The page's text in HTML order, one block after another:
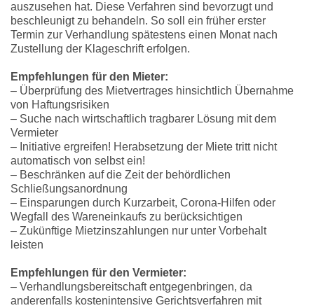
auszusehen hat. Diese Verfahren sind bevorzugt und
beschleunigt zu behandeln. So soll ein früher erster
Termin zur Verhandlung spätestens einen Monat nach
Zustellung der Klageschrift erfolgen.
Empfehlungen für den Mieter:
– Überprüfung des Mietvertrages hinsichtlich Übernahme
von Haftungsrisiken
– Suche nach wirtschaftlich tragbarer Lösung mit dem
Vermieter
– Initiative ergreifen! Herabsetzung der Miete tritt nicht
automatisch von selbst ein!
– Beschränken auf die Zeit der behördlichen
Schließungsanordnung
– Einsparungen durch Kurzarbeit, Corona-Hilfen oder
Wegfall des Wareneinkaufs zu berücksichtigen
– Zukünftige Mietzinszahlungen nur unter Vorbehalt
leisten
Empfehlungen für den Vermieter:
– Verhandlungsbereitschaft entgegenbringen, da
anderenfalls kostenintensive Gerichtsverfahren mit